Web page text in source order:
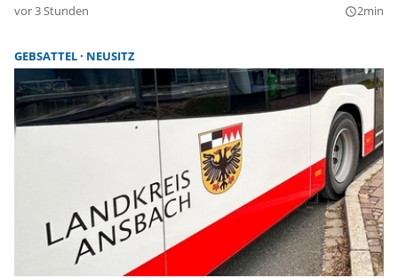
vor 3 Stunden query_builder2min
GEBSATTEL NEUSITZ